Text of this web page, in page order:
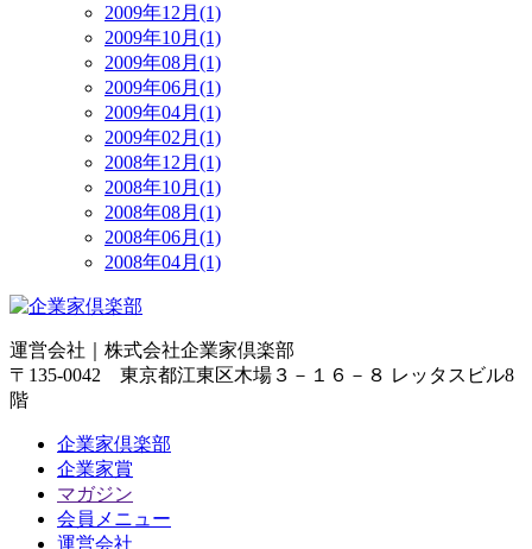
2009年12月(1)
2009年10月(1)
2009年08月(1)
2009年06月(1)
2009年04月(1)
2009年02月(1)
2008年12月(1)
2008年10月(1)
2008年08月(1)
2008年06月(1)
2008年04月(1)
運営会社｜ 株式会社企業家倶楽部
〒135-0042 東京都江東区木場３－１６－８ レッタスビル8
階
企業家倶楽部
企業家賞
マガジン
会員メニュー
運営会社